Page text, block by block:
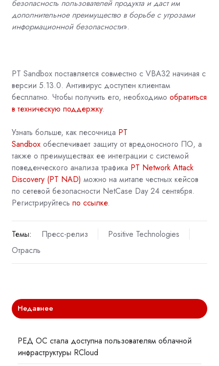
безопасность пользователей продукта и даст им
дополнительное преимущество в борьбе с угрозами
информационной безопасности».
PT Sandbox поставляется совместно с VBA32 начиная с
версии 5.13.0. Антивирус доступен клиентам
бесплатно. Чтобы получить его, необходимо обратиться
в техническую поддержку.
Узнать больше, как песочница PT
Sandbox обеспечивает защиту от вредоносного ПО, а
также о преимуществах ее интеграции с системой
поведенческого анализа трафика PT Network Attack
Discovery (PT NAD) можно на митапе честных кейсов
по сетевой безопасности NetCase Day 24 сентября.
Регистрируйтесь по ссылке.
Темы: Пресс-релиз
Positive Technologies
Отрасль
Недавнее
РЕД ОС стала доступна пользователям облачной
инфраструктуры RCloud